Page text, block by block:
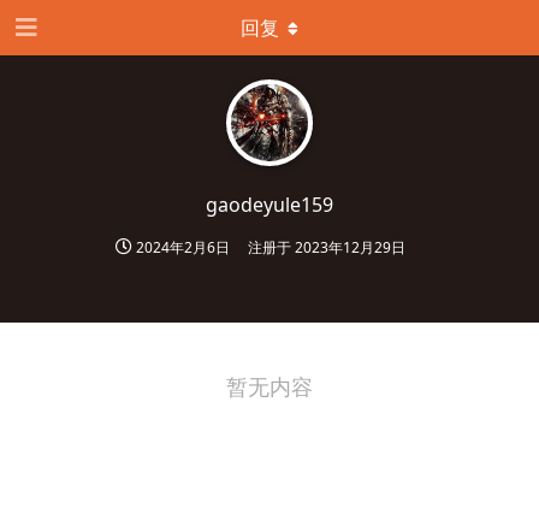
gaodeyule159
2024年2月6日 注册于2023年12月29日
回复
暂无内容